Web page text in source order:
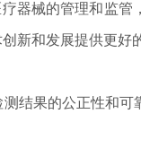
器械的管理和监管
新和发展提供更好
结果的公正性和可